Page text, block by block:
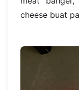
cheese buat